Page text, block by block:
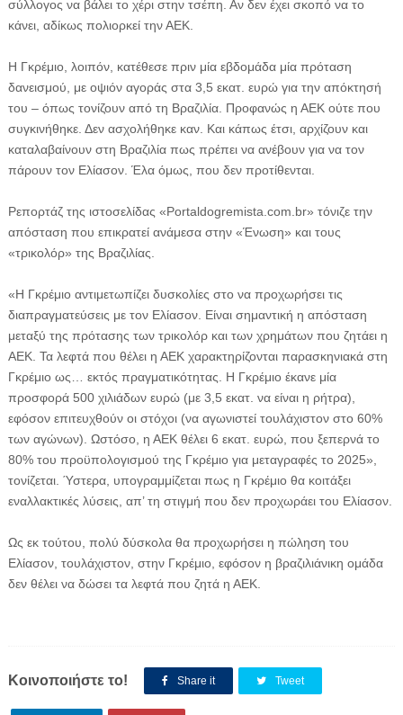
σύλλογος να βάλει το χέρι στην τσέπη. Αν δεν έχει σκοπό να το
κάνει, αδίκως πολιορκεί την ΑΕΚ.
Η Γκρέμιο, λοιπόν, κατέθεσε πριν μία εβδομάδα μία πρόταση
δανεισμού, με οψιόν αγοράς στα 3,5 εκατ. ευρώ για την απόκτησή
του – όπως τονίζουν από τη Βραζιλία. Προφανώς η ΑΕΚ ούτε που
συγκινήθηκε. Δεν ασχολήθηκε καν. Και κάπως έτσι, αρχίζουν και
καταλαβαίνουν στη Βραζιλία πως πρέπει να ανέβουν για να τον
πάρουν τον Ελίασον. Έλα όμως, που δεν προτίθενται.
Ρεπορτάζ της ιστοσελίδας «Portaldogremista.com.br» τόνιζε την
απόσταση που επικρατεί ανάμεσα στην «Ένωση» και τους
«τρικολόρ» της Βραζιλίας.
«Η Γκρέμιο αντιμετωπίζει δυσκολίες στο να προχωρήσει τις
διαπραγματεύσεις με τον Ελίασον. Είναι σημαντική η απόσταση
μεταξύ της πρότασης των τρικολόρ και των χρημάτων που ζητάει η
ΑΕΚ. Τα λεφτά που θέλει η ΑΕΚ χαρακτηρίζονται παρασκηνιακά στη
Γκρέμιο ως… εκτός πραγματικότητας. Η Γκρέμιο έκανε μία
προσφορά 500 χιλιάδων ευρώ (με 3,5 εκατ. να είναι η ρήτρα),
εφόσον επιτευχθούν οι στόχοι (να αγωνιστεί τουλάχιστον στο 60%
των αγώνων). Ωστόσο, η ΑΕΚ θέλει 6 εκατ. ευρώ, που ξεπερνά το
80% του προϋπολογισμού της Γκρέμιο για μεταγραφές το 2025»,
τονίζεται. Ύστερα, υπογραμμίζεται πως η Γκρέμιο θα κοιτάξει
εναλλακτικές λύσεις, απ’ τη στιγμή που δεν προχωράει του Ελίασον.
Ως εκ τούτου, πολύ δύσκολα θα προχωρήσει η πώληση του
Ελίασον, τουλάχιστον, στην Γκρέμιο, εφόσον η βραζιλιάνικη ομάδα
δεν θέλει να δώσει τα λεφτά που ζητά η ΑΕΚ.
Κοινοποιήστε το! Share it Tweet